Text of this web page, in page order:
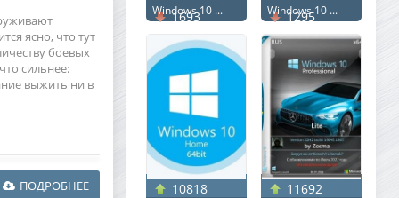
ясно, что тут
боевых
сильнее:
выжить ни в
ПОДРОБНЕЕ
1693
Windows 10 ...
1295
Windows 10 ...
10818
11692